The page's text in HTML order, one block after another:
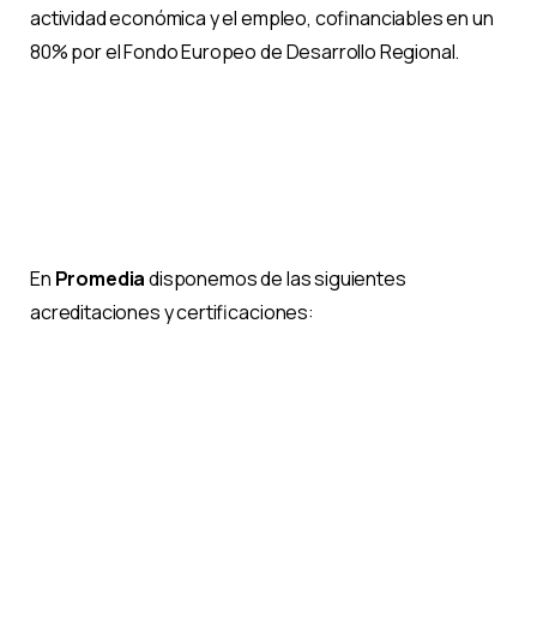
actividad económica y el empleo, cofinanciables en un
80% por el Fondo Europeo de Desarrollo Regional.
En Promediadisponemos de las siguientes
acreditaciones y certificaciones: